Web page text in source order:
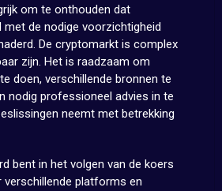
om te onthouden dat
met de nodige voorzichtigheid
De cryptomarkt is complex
zijn. Het is raadzaam om
doen, verschillende bronnen te
nodig professioneel advies in te
neemt met betrekking
bent in het volgen van de koers
verschillende platforms en